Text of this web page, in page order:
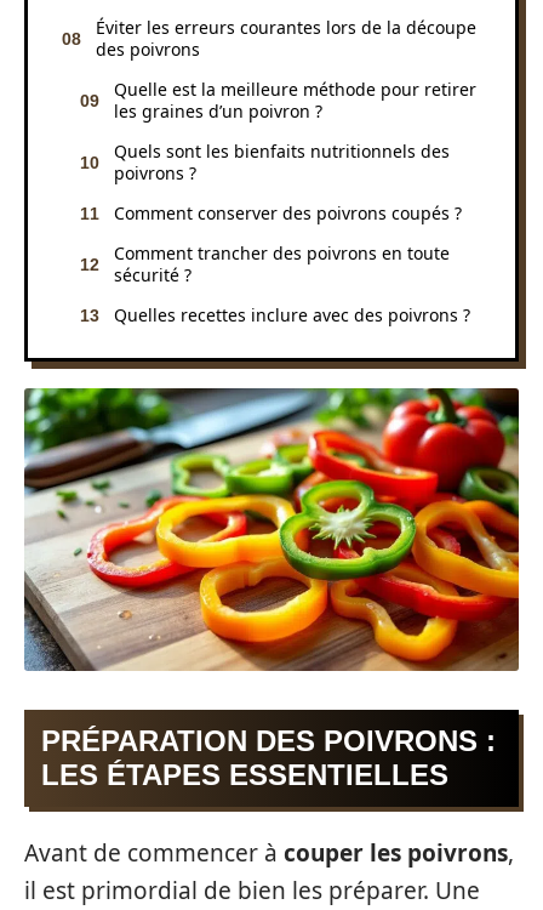
Éviter les erreurs courantes lors de la découpe
des poivrons
Quelle est la meilleure méthode pour retirer
les graines d’un poivron ?
Quels sont les bienfaits nutritionnels des
poivrons ?
Comment conserver des poivrons coupés ?
Comment trancher des poivrons en toute
sécurité ?
Quelles recettes inclure avec des poivrons ?
PRÉPARATION DES POIVRONS :
LES ÉTAPES ESSENTIELLES
Avant de commencer à couper les poivrons,
il est primordial de bien les préparer. Une